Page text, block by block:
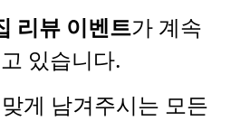
리뷰 이벤트가 계속
있습니다.
게 남겨주시는 모든